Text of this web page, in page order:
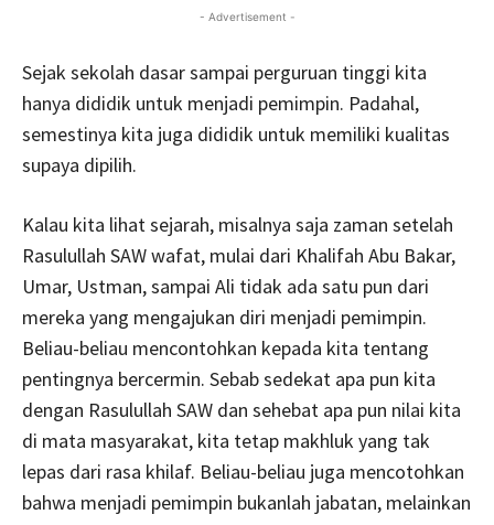
- Advertisement -
Sejak sekolah dasar sampai perguruan tinggi kita
hanya dididik untuk menjadi pemimpin. Padahal,
semestinya kita juga dididik untuk memiliki kualitas
supaya dipilih.
Kalau kita lihat sejarah, misalnya saja zaman setelah
Rasulullah SAW wafat, mulai dari Khalifah Abu Bakar,
Umar, Ustman, sampai Ali tidak ada satu pun dari
mereka yang mengajukan diri menjadi pemimpin.
Beliau-beliau mencontohkan kepada kita tentang
pentingnya bercermin. Sebab sedekat apa pun kita
dengan Rasulullah SAW dan sehebat apa pun nilai kita
di mata masyarakat, kita tetap makhluk yang tak
lepas dari rasa khilaf. Beliau-beliau juga mencotohkan
bahwa menjadi pemimpin bukanlah jabatan, melainkan